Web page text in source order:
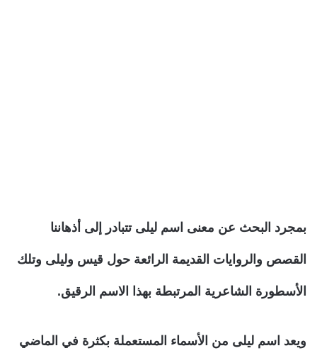
بمجرد البحث عن معنى اسم ليلى تتبادر إلى أذهاننا
القصص والروايات القديمة الرائعة حول قيس وليلى وتلك
الأسطورة الشاعرية المرتبطة بهذا الاسم الرقيق.
ويعد اسم ليلى من الأسماء المستعملة بكثرة في الماضي